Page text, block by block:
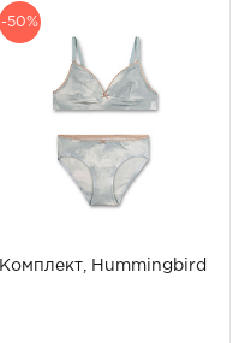
-50%
Комплект, Hummingbird